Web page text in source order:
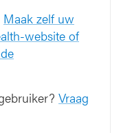
Maak zelf uw
website of
Vraag